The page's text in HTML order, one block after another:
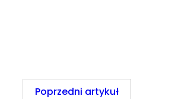
Poprzedni artykuł